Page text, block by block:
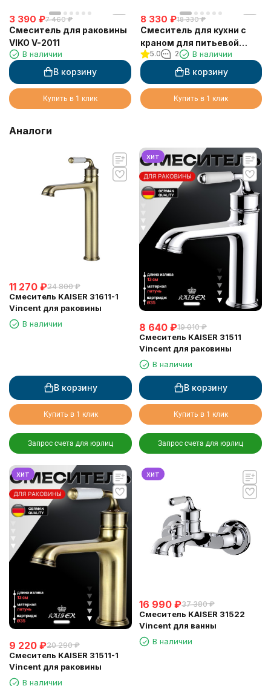
3 390 ₽7 460 ₽
Смеситель для раковины
VIKO V-2011
В наличии
В корзину
Купить в 1 клик
8 330 ₽18 330 ₽
Смеситель для кухни с
краном для питьевой
воды VIKO V-5224
5.0 2 В наличии
В корзину
Купить в 1 клик
Аналоги
11 270 ₽24 800 ₽
Смеситель KAISER 31611-1
Vincent для раковины
В наличии
В корзину
Купить в 1 клик
Запрос счета для юрлиц
хит
8 640 ₽19 010 ₽
Смеситель KAISER 31511
Vincent для раковины
В наличии
В корзину
Купить в 1 клик
Запрос счета для юрлиц
хит
9 220 ₽20 290 ₽
Смеситель KAISER 31511-1
Vincent для раковины
В наличии
хит
16 990 ₽37 380 ₽
Смеситель KAISER 31522
Vincent для ванны
В наличии